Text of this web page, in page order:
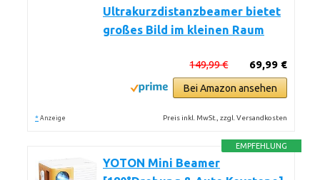
Ultrakurzdistanzbeamer bietet
großes Bild im kleinen Raum
69,99 €
149,99 €
Bei Amazon ansehen
* Anzeige Preis inkl. MwSt., zzgl. Versandkosten
EMPFEHLUNG
YOTON Mini Beamer